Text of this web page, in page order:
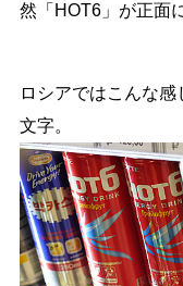
然「HOT6」が正面
ロシアではこんな
文字。